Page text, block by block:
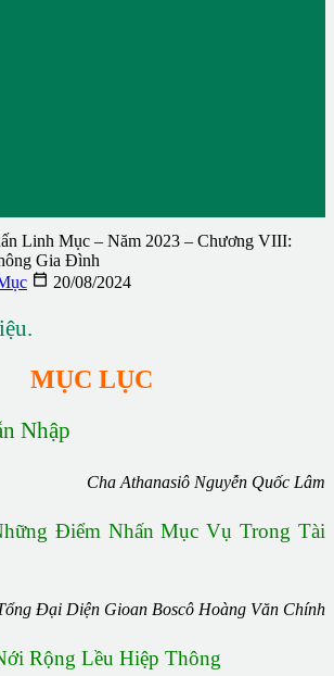
Linh Mục – Năm 2023 – Chương VIII:
Gia Đình
 20/08/2024
MỤC LỤC
Nhập
Cha Athanasiô Nguyễn Quốc Lâm
Điểm Nhấn Mục Vụ Trong Tài
Đại Diện Gioan Boscô Hoàng Văn Chính
Rộng Lều Hiệp Thông